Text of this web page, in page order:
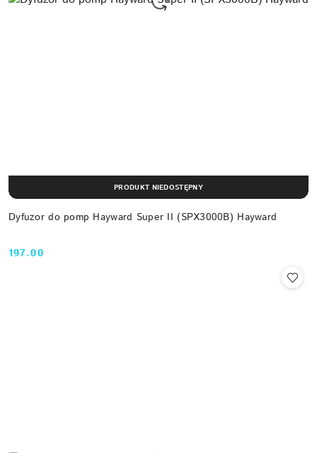
Dyfuzor do pomp Hayward Super II (SPX3000B) Hayward
Cena:
197.00
PRODUKT NIEDOSTĘPNY